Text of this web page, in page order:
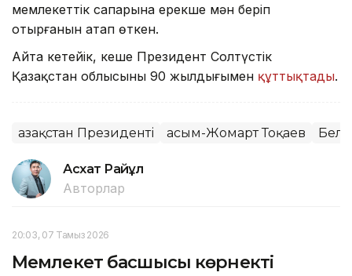
мемлекеттік сапарына ерекше мән беріп
отырғанын атап өткен.
Айта кетейік, кеше Президент Солтүстік
Қазақстан облысының 90 жылдығымен құттықтады.
Қазақстан Президенті Қасым-Жомарт Тоқаев
Асхат Райқұл
Авторлар
20:03, 07 Тамыз 2026
Мемлекет басшысы көрнекті